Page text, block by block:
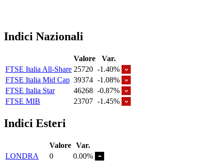
Indici Nazionali
Valore
Var.
FTSE Italia All-Share 25720 -1.40%
FTSE Italia Mid Cap 39374 -1.08%
FTSE Italia Star
46268 -0.87%
FTSE MIB
23707 -1.45%
Indici Esteri
Valore Var.
LONDRA
0
0.00%